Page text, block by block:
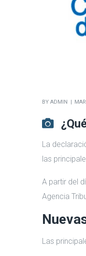
BY ADMIN
La
las
A partir del
Agencia
Las